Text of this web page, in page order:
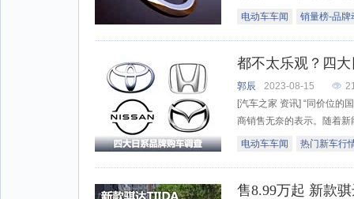
电动车车闻 销量榜-品牌
都不太乐观？四
郭辰 2023-08-15
[汽车之家 资讯] “同价位的
商销售无奈的表示。随着
电动车车闻 热门新车行
售8.99万起 新款